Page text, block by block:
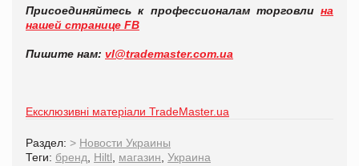
Присоединяйтесь к профессионалам торговли на
нашей странице FB
Пишите нам: vl@trademaster.com.ua
Ексклюзивні матеріали TradeMaster.ua
Раздел: > Новости Украины
Теги: бренд, Hiltl, магазин, Украина